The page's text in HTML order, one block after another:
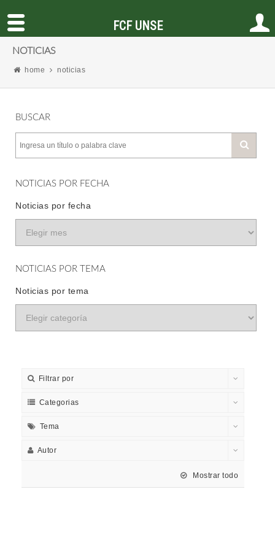
NOTICIAS
home noticias
BUSCAR
NOTICIAS POR FECHA
Noticias por fecha
NOTICIAS POR TEMA
Noticias por tema
Filtrar por
Categorias
Tema
Autor
Mostrar todo
FCF UNSE